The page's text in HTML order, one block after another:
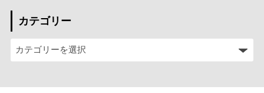
カテゴリー